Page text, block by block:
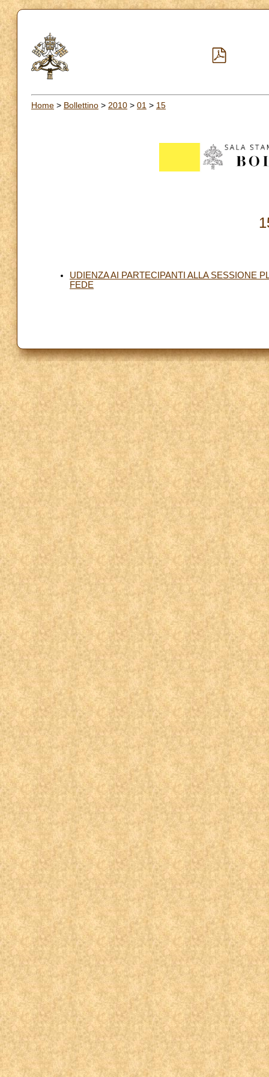
Home > Bollettino > 2010 > 01 > 15
UDIENZA AI PARTECIPANTI ALLA SESSIONE
FEDE